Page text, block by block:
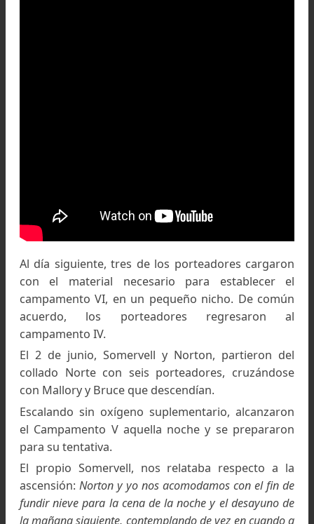
George Mallory y el brigadier
Edward Felix Norton alcanzan los 8.230 mts. en la
noreste del
Everest, 1922. Foto: Capitán Noel